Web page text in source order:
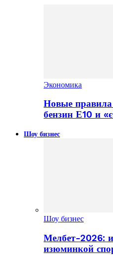
Экономика
Новые
бензин Е10 и
Шоу бизнес
Шоу бизнес
Мелбет-2026:
изюминкой